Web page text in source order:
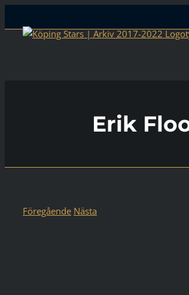
to
content
Erik
Föregående Nästa